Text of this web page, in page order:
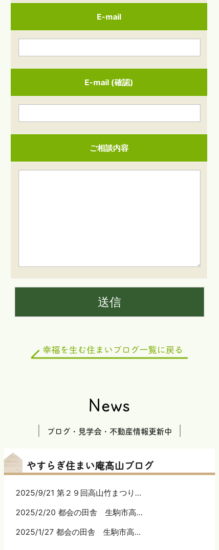
E-mail
E-mail (確認)
ご相談内容
News
ブログ・見学会・不動産情報更新中
やすらぎ住まい庵髙山ブログ
2025/9/21 第２９回高山竹まつり…
2025/2/20 都会の田舎 生駒市高…
2025/1/27 都会の田舎 生駒市高…